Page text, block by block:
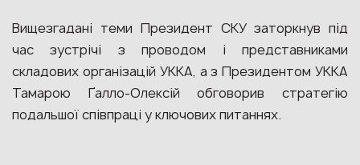
Вищезгадані теми Президент СКУ заторкнув під
час зустрічі з проводом і представниками
складових організацій УККА, а з Президентом УККА
Тамарою Ґалло-Олексій обговорив стратегію
подальшої співпраці у ключових питаннях.